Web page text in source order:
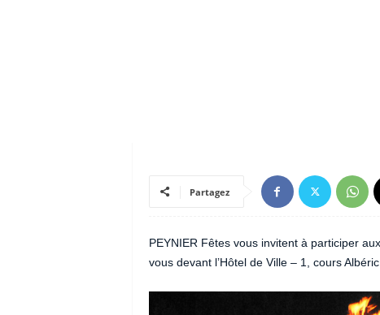
Partagez
PEYNIER Fêtes vous invitent à participer
vous devant l’Hôtel de Ville – 1, cours